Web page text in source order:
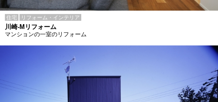
住宅 リフォーム・インテリア
川崎-Mリフォーム
マンションの一室のリフォーム